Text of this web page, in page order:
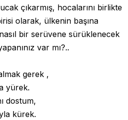
çıkarmış, hocalarını birlikte
olarak, ülkenin başına
bir serüvene sürüklenecek
var mı?..
gerek ,
yürek.
dostum,
kürek.